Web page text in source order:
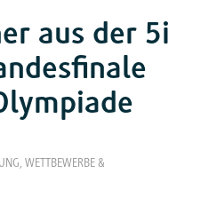
aus der 5i
, WETTBEWERBE &